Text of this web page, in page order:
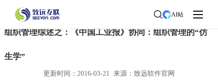
AI站
首页>协同研究院>协同知识
组织管理综述之：《中国工业报》协同：组织管理的“仿
生学”
更新时间：2016-03-21 来源：致远软件官网